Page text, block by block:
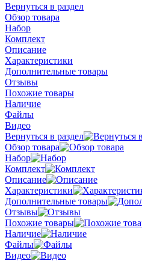
Вернуться в раздел
Обзор товара
Набор
Комплект
Описание
Характеристики
Дополнительные товары
Отзывы
Похожие товары
Наличие
Файлы
Видео
Вернуться в раздел
Обзор товара
Набор
Комплект
Описание
Характеристики
Дополнительные товары
Отзывы
Похожие товары
Наличие
Файлы
Видео